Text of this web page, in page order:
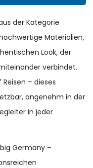
der Kategorie
Materialien,
Look, der
verbindet.
– dieses
angenehm in der
in jeder
Germany –